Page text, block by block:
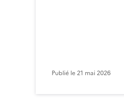
Publié le21 mai 2026